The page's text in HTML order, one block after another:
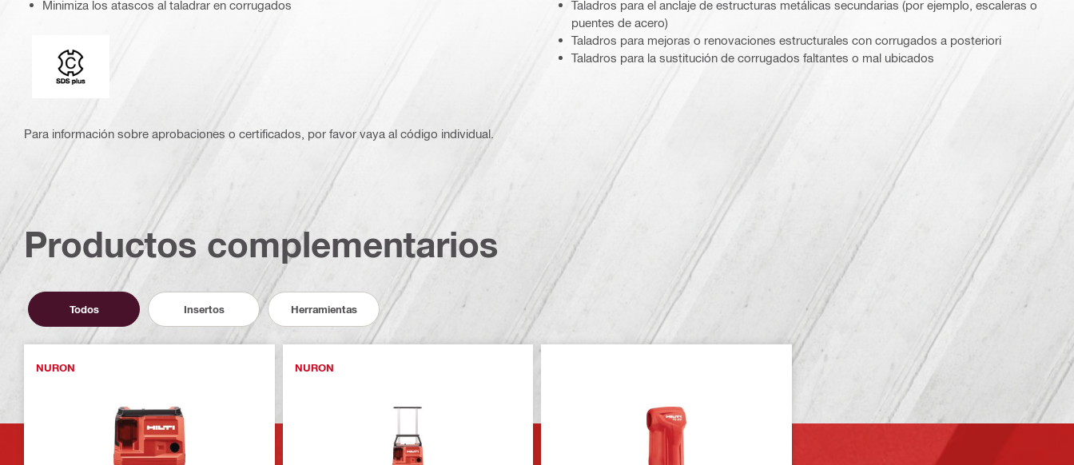
Minimiza los atascos al taladrar en corrugados
Conexión
Taladros para el anclaje de estructuras metálicas secundarias (por ejemplo, escaleras o
puentes de acero)
Taladros para mejoras o renovaciones estructurales con corrugados a posteriori
Taladros para la sustitución de corrugados faltantes o mal ubicados
Para información sobre aprobaciones o certificados, por favor vaya al código individual.
Productos complementarios
Todos Insertos Herramientas
NURON NURON